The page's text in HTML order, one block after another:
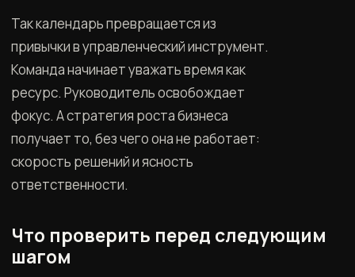
Так календарь превращается из
привычки в управленческий инструмент.
Команда начинает уважать время как
ресурс. Руководитель освобождает
фокус. А стратегия роста бизнеса
получает то, без чего она не работает:
скорость решений и ясность
ответственности.
Что проверить перед следующим
шагом